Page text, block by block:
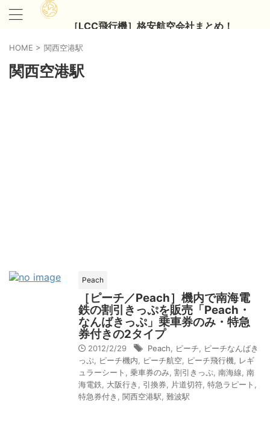
［LCC飛行機］格安航空会社まとめ！
HOME > 関西空港駅
関西空港駅
Peach
［ピーチ／Peach］機内で南海電
鉄の割引きっぷを販売「Peach・
なんばきっぷ」乗車券のみ・特急
券付きの2タイプ
2012/2/29 Peach ピーチ
ピーチなんばき
っぷ
ピーチ機内 ピーチ航空 ピーチ飛行機
レギ
ュラーシート
乗車券のみ 割引きっぷ 南海線 南
海電鉄
大阪行き 引換券 片道切符 特急ラピート
特急券付き
関西空港駅 難波駅